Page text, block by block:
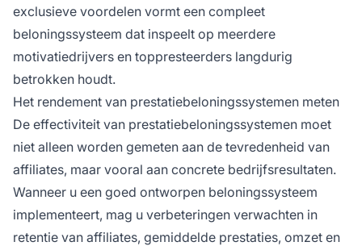
exclusieve voordelen vormt een compleet
beloningssysteem dat inspeelt op meerdere
motivatiedrijvers en toppresteerders langdurig
betrokken houdt.
Het rendement van prestatiebeloningssystemen meten
De effectiviteit van prestatiebeloningssystemen moet
niet alleen worden gemeten aan de tevredenheid van
affiliates, maar vooral aan concrete bedrijfsresultaten.
Wanneer u een goed ontworpen beloningssysteem
implementeert, mag u verbeteringen verwachten in
retentie van affiliates, gemiddelde prestaties, omzet en